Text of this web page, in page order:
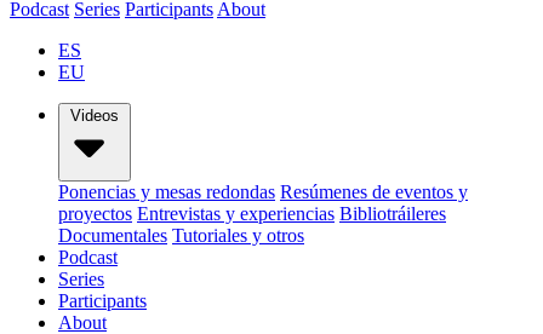
Podcast Series Participants About
ES
EU
Videos
Ponencias y mesas redondas Resúmenes de eventos y
proyectos Entrevistas y experiencias Bibliotráileres
Documentales Tutoriales y otros
Podcast
Series
Participants
About